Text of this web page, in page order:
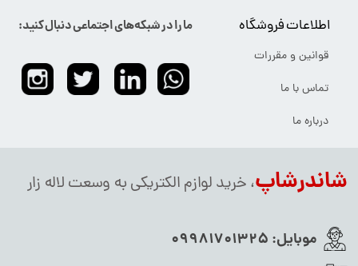
شاندرشاپ، خرید لوازم الکتریکی به وسعت لاله زار
موبایل: 09981701325
ما را در شبکه‌های اجتماعی دنبال کنید: اطلاعات فروشگاه
قوانین و مقررات
تماس با ما
درباره ما